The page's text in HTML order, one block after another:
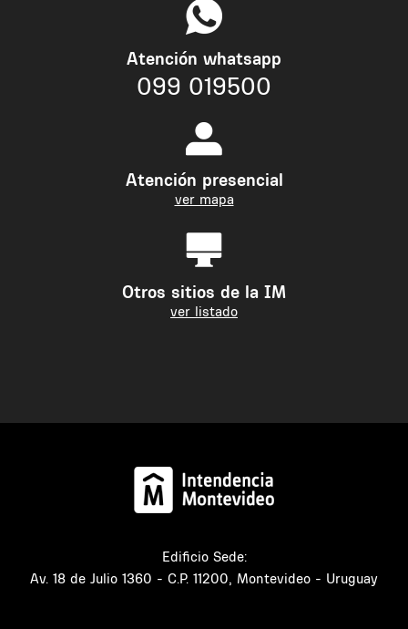
Atención whatsapp
099 019500
Atención presencial
ver mapa
Otros sitios de la IM
ver listado
Edificio Sede:
Av. 18 de Julio 1360 - C.P. 11200, Montevideo - Uruguay